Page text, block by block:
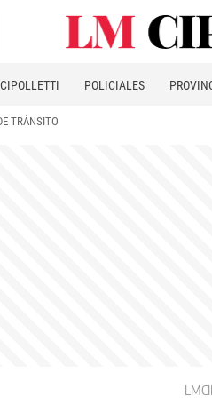
CIPOLLETTI POLICIALES
TRÁNSITO